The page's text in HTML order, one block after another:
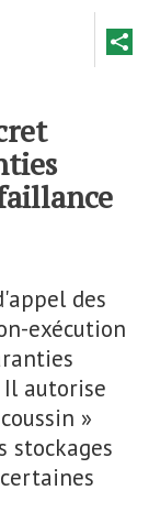
des
exécution
Il autorise
»
stockages